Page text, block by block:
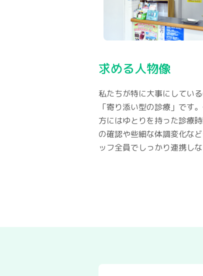
求める人物像
私たちが特に大事にしてい
「寄り添い型の診療」です
方にはゆとりを持った診療
の確認や些細な体調変化な
ッフ全員でしっかり連携し